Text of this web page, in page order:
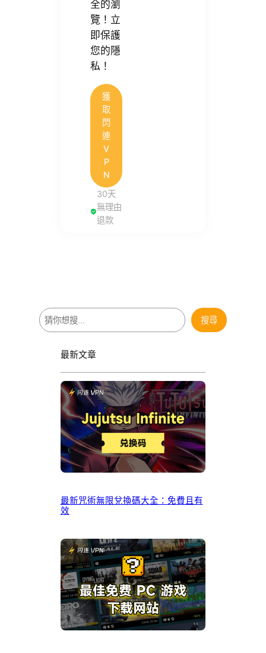
全的瀏
覽！立
即保護
您的隱
私！
獲
取
閃
連
V
P
N
30天
無理由
退款
搜
尋
搜尋
最新文章
最新咒術無限兌換碼大全：免費且有
效